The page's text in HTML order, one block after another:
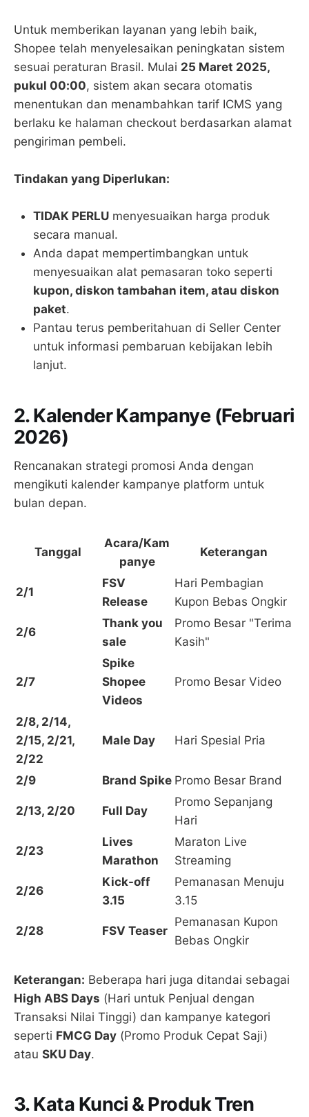
Untuk memberikan layanan yang lebih baik,
Shopee telah menyelesaikan peningkatan sistem
sesuai peraturan Brasil. Mulai 25 Maret 2025,
pukul 00:00, sistem akan secara otomatis
menentukan dan menambahkan tarif ICMS yang
berlaku ke halaman checkout berdasarkan alamat
pengiriman pembeli.
Tindakan yang Diperlukan:
TIDAK PERLU menyesuaikan harga produk
secara manual.
Anda dapat mempertimbangkan untuk
menyesuaikan alat pemasaran toko seperti
kupon, diskon tambahan item, atau diskon
paket.
Pantau terus pemberitahuan di Seller Center
untuk informasi pembaruan kebijakan lebih
lanjut.
2. Kalender Kampanye (Februari
2026)
Rencanakan strategi promosi Anda dengan
mengikuti kalender kampanye platform untuk
bulan depan.
Tanggal
Acara/Kam
panye
Keterangan
2/1
FSV
Release
Hari Pembagian
Kupon Bebas Ongkir
2/6
Thank you
sale
Promo Besar "Terima
Kasih"
2/7
Spike
Shopee
Videos
Promo Besar Video
2/8, 2/14,
2/15, 2/21,
2/22
Male Day Hari Spesial Pria
2/9 Brand Spike Promo Besar Brand
2/13, 2/20 Full Day
Promo Sepanjang
Hari
2/23
Lives
Marathon
Maraton Live
Streaming
2/26
Kick-off
3.15
Pemanasan Menuju
3.15
2/28 FSV Teaser
Pemanasan Kupon
Bebas Ongkir
Keterangan: Beberapa hari juga ditandai sebagai
High ABS Days (Hari untuk Penjual dengan
Transaksi Nilai Tinggi) dan kampanye kategori
seperti FMCG Day (Promo Produk Cepat Saji)
atau SKU Day.
3. Kata Kunci & Produk Tren